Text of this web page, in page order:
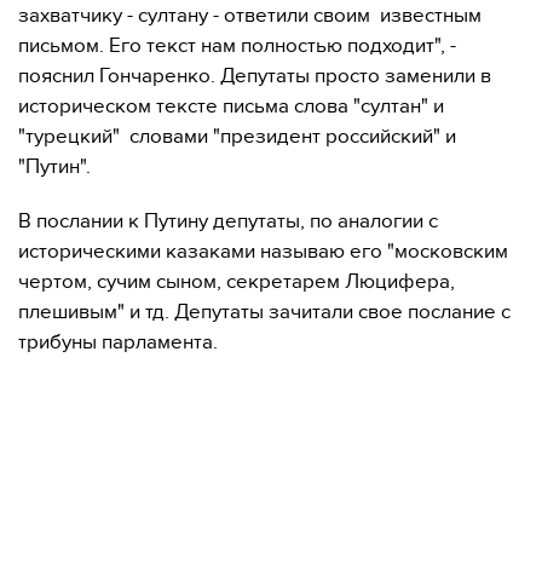
захватчику - султану - ответили своим известным
письмом. Его текст нам полностью подходит", -
пояснил Гончаренко. Депутаты просто заменили в
историческом тексте письма слова "султан" и
"турецкий" словами "президент российский" и
"Путин".
В послании к Путину депутаты, по аналогии с
историческими казаками называю его "московским
чертом, сучим сыном, секретарем Люцифера,
плешивым" и тд. Депутаты зачитали свое послание с
трибуны парламента.